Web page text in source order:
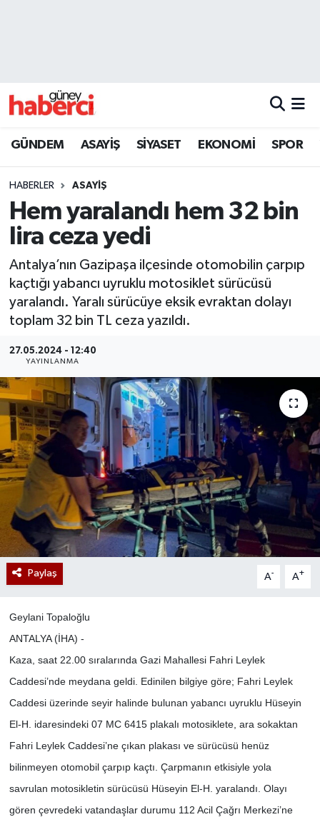
GÜNDEM ASAYİŞ SİYASET EKONOMİ SPOR
HABERLER ASAYİŞ
Hem yaralandı hem 32 bin
lira ceza yedi
Antalya’nın Gazipaşa ilçesinde otomobilin çarpıp
kaçtığı yabancı uyruklu motosiklet sürücüsü
yaralandı. Yaralı sürücüye eksik evraktan dolayı
toplam 32 bin TL ceza yazıldı.
27.05.2024 - 12:40
YAYINLANMA
Paylaş A- A+
Geylani Topaloğlu
ANTALYA (İHA) -
Kaza, saat 22.00 sıralarında Gazi Mahallesi Fahri Leylek
Caddesi’nde meydana geldi. Edinilen bilgiye göre; Fahri Leylek
Caddesi üzerinde seyir halinde bulunan yabancı uyruklu Hüseyin
El-H. idaresindeki 07 MC 6415 plakalı motosiklete, ara sokaktan
Fahri Leylek Caddesi’ne çıkan plakası ve sürücüsü henüz
bilinmeyen otomobil çarpıp kaçtı. Çarpmanın etkisiyle yola
savrulan motosikletin sürücüsü Hüseyin El-H. yaralandı. Olayı
gören çevredeki vatandaşlar durumu 112 Acil Çağrı Merkezi’ne
Beyoğlu Trafik Yoğunluk Haritası
Son Dakika Haberleri
Haber Arşivi